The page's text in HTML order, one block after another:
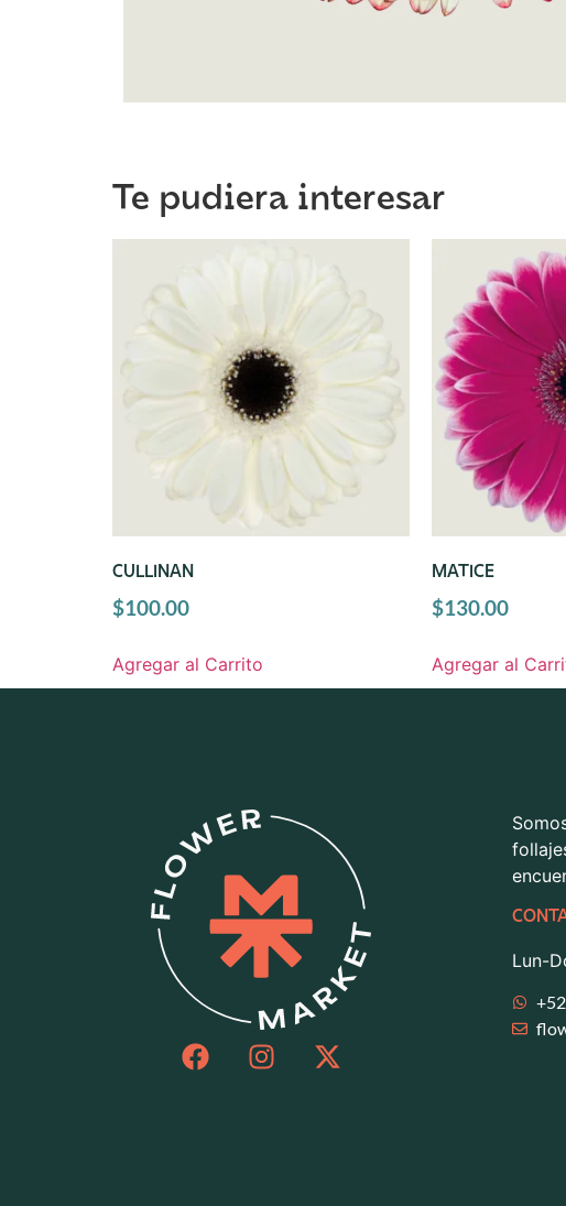
Te pudiera interesar
CULLINAN
$100.00
Agregar al Carrito
MATICE
$130.00
Agregar al
Lun-